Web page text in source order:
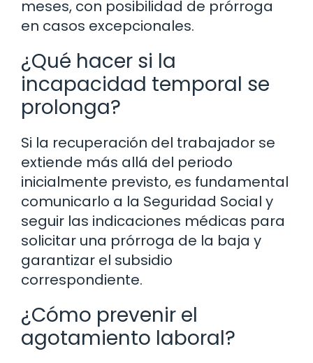
meses, con posibilidad de prórroga
en casos excepcionales.
¿Qué hacer si la
incapacidad temporal se
prolonga?
Si la recuperación del trabajador se
extiende más allá del periodo
inicialmente previsto, es fundamental
comunicarlo a la Seguridad Social y
seguir las indicaciones médicas para
solicitar una prórroga de la baja y
garantizar el subsidio
correspondiente.
¿Cómo prevenir el
agotamiento laboral?